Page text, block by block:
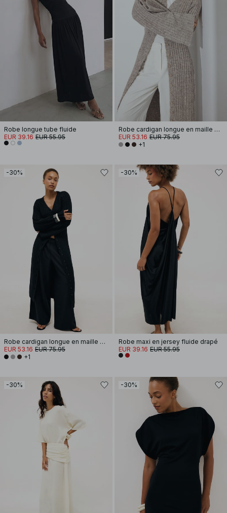
Robe longue tube fluide
EUR 39.16 EUR 55.95
Robe cardigan longue en maille de laine mélangée
EUR 53.16 EUR 75.95
+1
-30%
Robe cardigan longue en maille de laine mélangée
EUR 53.16 EUR 75.95
+1
-30%
Robe maxi en jersey fluide drapé
EUR 39.16 EUR 55.95
-30% -30%